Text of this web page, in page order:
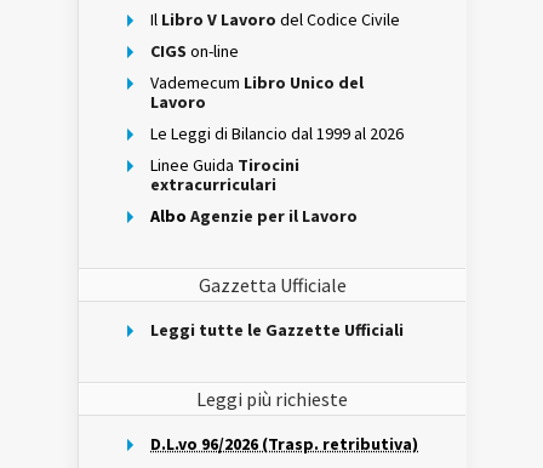
Il Libro V Lavoro del Codice Civile
CIGS on-line
Vademecum Libro Unico del
Lavoro
Le Leggi di Bilancio dal 1999 al 2026
Linee Guida Tirocini
extracurriculari
Albo Agenzie per il Lavoro
Gazzetta Ufficiale
Leggi tutte le Gazzette Ufficiali
Leggi più richieste
D.L.vo 96/2026 (Trasp. retributiva)